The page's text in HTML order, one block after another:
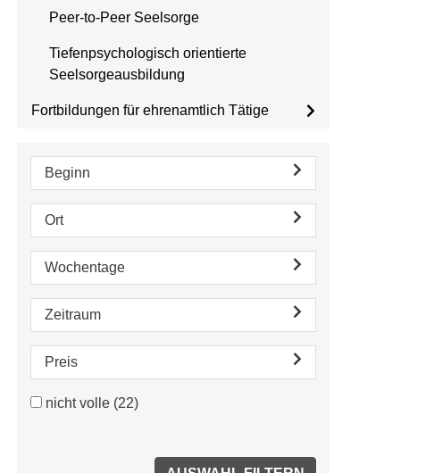
Peer-to-Peer Seelsorge
Tiefenpsychologisch orientierte
Seelsorgeausbildung
Fortbildungen für ehrenamtlich Tätige
Beginn
Ort
Wochentage
Zeitraum
Preis
nicht volle (22)